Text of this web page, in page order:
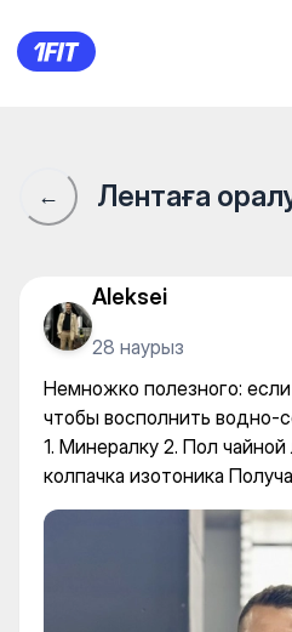
Немножко
← Лентаға
Aleksei
28 наурыз
Немножко полезного:
чтобы восполнить водно-
1. Минералку 2. Пол
колпачка изотоника